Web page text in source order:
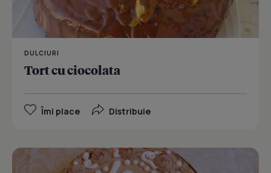
DULCIURI
Tort cu ciocolata
Îmi place Distribuie